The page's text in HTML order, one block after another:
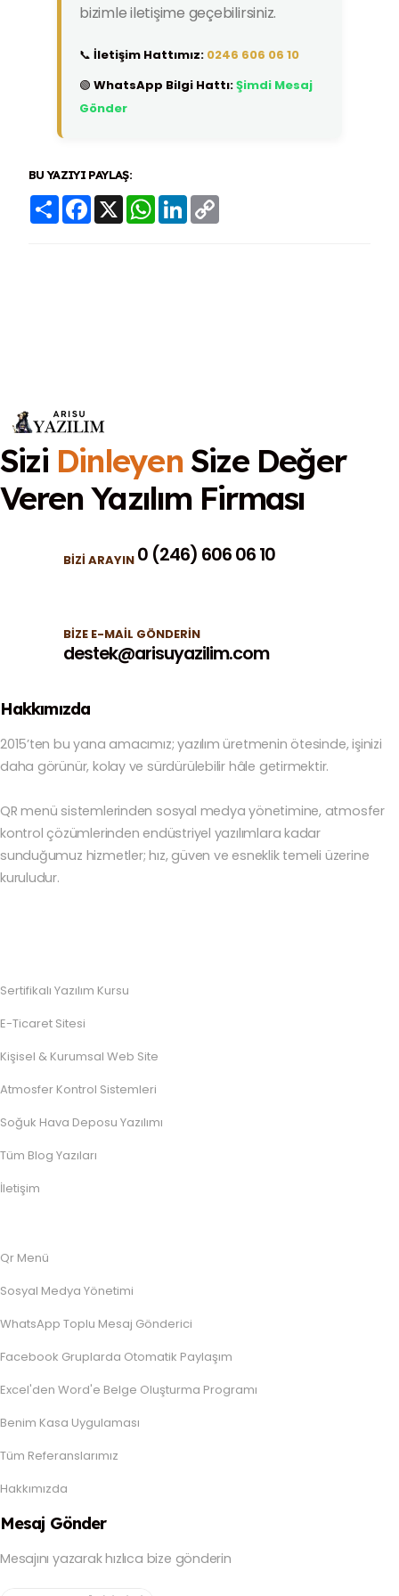
bizimle iletişime geçebilirsiniz.
📞 İletişim Hattımız: 0246 606 06 10
🟢 WhatsApp Bilgi Hattı:Şimdi Mesaj
Gönder
BU YAZIYI PAYLAŞ:
Share Facebook
X WhatsApp
LinkedIn
Sizi DinleyenSize Değer
VerenYazılım Firması
BIZI ARAYIN 0 (246) 606 06 10
BIZE E-MAIL GÖNDERIN
destek@arisuyazilim.com
Hakkımızda
2015’ten bu yana amacımız; yazılım üretmenin ötesinde, işinizi
daha görünür, kolay ve sürdürülebilir hâle getirmektir.
QR menü sistemlerinden sosyal medya yönetimine, atmosfer
kontrol çözümlerinden endüstriyel yazılımlara kadar
sunduğumuz hizmetler; hız, güven ve esneklik temeli üzerine
kuruludur.
Sertifikalı Yazılım Kursu
E-Ticaret Sitesi
Kişisel & Kurumsal Web Site
Atmosfer Kontrol Sistemleri
Soğuk Hava Deposu Yazılımı
Tüm Blog Yazıları
İletişim
Qr Menü
Sosyal Medya Yönetimi
WhatsApp Toplu Mesaj Gönderici
Facebook Gruplarda Otomatik Paylaşım
Excel'den Word'e Belge Oluşturma Programı
Benim Kasa Uygulaması
Tüm Referanslarımız
Hakkımızda
Mesaj Gönder
Mesajını yazarak hızlıca bize gönderin